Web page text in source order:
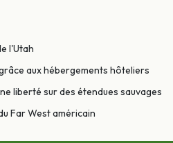
l'Utah
aux hébergements hôteliers
liberté sur des étendues sauvages
Far West américain